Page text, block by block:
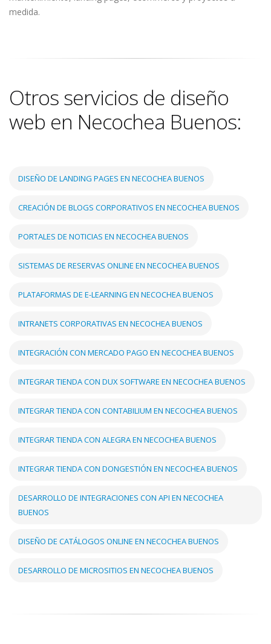
medida.
Otros servicios de diseño
web en Necochea Buenos:
DISEÑO DE LANDING PAGES EN NECOCHEA BUENOS
CREACIÓN DE BLOGS CORPORATIVOS EN NECOCHEA BUENOS
PORTALES DE NOTICIAS EN NECOCHEA BUENOS
SISTEMAS DE RESERVAS ONLINE EN NECOCHEA BUENOS
PLATAFORMAS DE E-LEARNING EN NECOCHEA BUENOS
INTRANETS CORPORATIVAS EN NECOCHEA BUENOS
INTEGRACIÓN CON MERCADO PAGO EN NECOCHEA BUENOS
INTEGRAR TIENDA CON DUX SOFTWARE EN NECOCHEA BUENOS
INTEGRAR TIENDA CON CONTABILIUM EN NECOCHEA BUENOS
INTEGRAR TIENDA CON ALEGRA EN NECOCHEA BUENOS
INTEGRAR TIENDA CON DONGESTIÓN EN NECOCHEA BUENOS
DESARROLLO DE INTEGRACIONES CON API EN NECOCHEA
BUENOS
DISEÑO DE CATÁLOGOS ONLINE EN NECOCHEA BUENOS
DESARROLLO DE MICROSITIOS EN NECOCHEA BUENOS